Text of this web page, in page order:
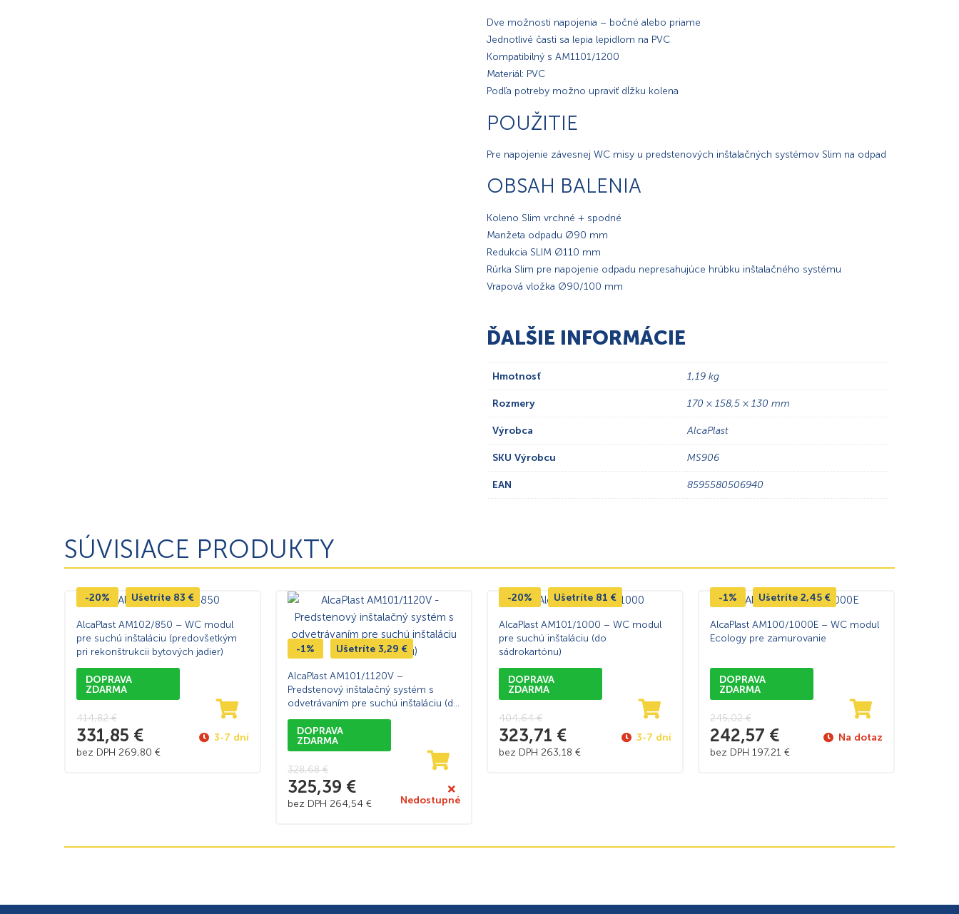
Dve možnosti napojenia – bočné alebo priame
Jednotlivé časti sa lepia lepidlom na PVC
Kompatibilný s AM1101/1200
Materiál: PVC
Podľa potreby možno upraviť dĺžku kolena
POUŽITIE
Pre napojenie závesnej WC misy u predstenových inštalačných systémov Slim na odpad
OBSAH BALENIA
Koleno Slim vrchné + spodné
Manžeta odpadu Ø90 mm
Redukcia SLIM Ø110 mm
Rúrka Slim pre napojenie odpadu nepresahujúce hrúbku inštalačného systému
Vrapová vložka Ø90/100 mm
ĎALŠIE INFORMÁCIE
Hmotnosť 1,19 kg
Rozmery 170 × 158,5 × 130 mm
Výrobca AlcaPlast
SKU Výrobcu MS906
EAN 8595580506940
SÚVISIACE PRODUKTY
-20% Ušetríte 83 €
AlcaPlast AM102/850 – WC modul
pre suchú inštaláciu (predovšetkým
pri rekonštrukcii bytových jadier)
DOPRAVA
ZDARMA
414,82€
331,85 €
bez DPH 269,80 €
3-7 dní
-1% Ušetríte 3,29 €
AlcaPlast AM101/1120V –
Predstenový inštalačný systém s
odvetrávaním pre suchú inštaláciu (do
sádrokartónu)
DOPRAVA
ZDARMA
328,68€
325,39 €
bez DPH 264,54 € Nedostupné
-20% Ušetríte 81 €
AlcaPlast AM101/1000 – WC modul
pre suchú inštaláciu (do
sádrokartónu)
DOPRAVA
ZDARMA
404,64€
323,71 €
bez DPH 263,18 €
3-7 dní
-1% Ušetríte 2,45 €
AlcaPlast AM100/1000E – WC modul
Ecology pre zamurovanie
DOPRAVA
ZDARMA
245,02€
242,57 €
bez DPH 197,21 €
Na dotaz